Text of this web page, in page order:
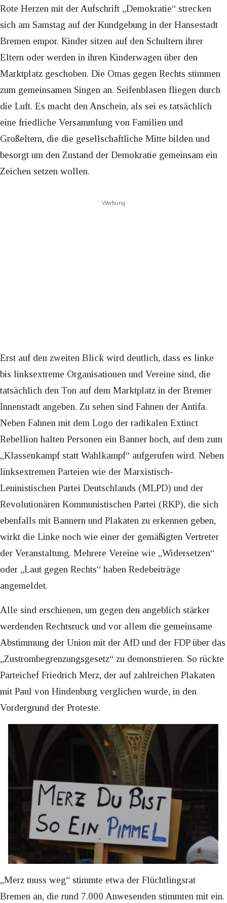
Rote Herzen mit der Aufschrift „Demokratie“ strecken
sich am Samstag auf der Kundgebung in der Hansestadt
Bremen empor. Kinder sitzen auf den Schultern ihrer
Eltern oder werden in ihren Kinderwagen über den
Marktplatz geschoben. Die Omas gegen Rechts stimmen
zum gemeinsamen Singen an. Seifenblasen fliegen durch
die Luft. Es macht den Anschein, als sei es tatsächlich
eine friedliche Versammlung von Familien und
Großeltern, die die gesellschaftliche Mitte bilden und
besorgt um den Zustand der Demokratie gemeinsam ein
Zeichen setzen wollen.
Werbung
Erst auf den zweiten Blick wird deutlich, dass es linke
bis linksextreme Organisationen und Vereine sind, die
tatsächlich den Ton auf dem Marktplatz in der Bremer
Innenstadt angeben. Zu sehen sind Fahnen der Antifa.
Neben Fahnen mit dem Logo der radikalen Extinct
Rebellion halten Personen ein Banner hoch, auf dem zum
„Klassenkampf statt Wahlkampf“ aufgerufen wird. Neben
linksextremen Parteien wie der Marxistisch-
Leninistischen Partei Deutschlands (MLPD) und der
Revolutionären Kommunistischen Partei (RKP), die sich
ebenfalls mit Bannern und Plakaten zu erkennen geben,
wirkt die Linke noch wie einer der gemäßigten Vertreter
der Veranstaltung. Mehrere Vereine wie „Widersetzen“
oder „Laut gegen Rechts“ haben Redebeiträge
angemeldet.
Alle sind erschienen, um gegen den angeblich stärker
werdenden Rechtsruck und vor allem die gemeinsame
Abstimmung der Union mit der AfD und der FDP über das
„Zustrombegrenzungsgesetz“ zu demonstrieren. So rückte
Parteichef Friedrich Merz, der auf zahlreichen Plakaten
mit Paul von Hindenburg verglichen wurde, in den
Vordergrund der Proteste.
„Merz muss weg“ stimmte etwa der Flüchtlingsrat
Bremen an, die rund 7.000 Anwesenden stimmten mit ein.